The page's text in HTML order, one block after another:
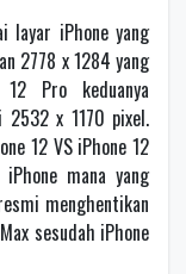
layar iPhone yang
2778 x 1284 yang
Pro keduanya
2532 x 1170 pixel.
12 VS iPhone 12
mana yang
menghentikan
sesudah iPhone